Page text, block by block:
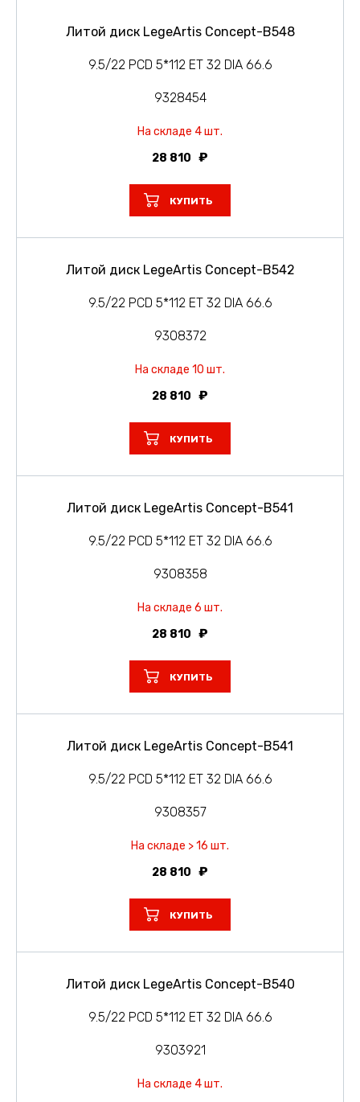
Литой диск LegeArtis Concept-B548
9.5/22 PCD 5*112 ET 32 DIA 66.6
9328454
На складе 4 шт.
28 810
КУПИТЬ
Литой диск LegeArtis Concept-B542
9.5/22 PCD 5*112 ET 32 DIA 66.6
9308372
На складе 10 шт.
28 810
КУПИТЬ
Литой диск LegeArtis Concept-B541
9.5/22 PCD 5*112 ET 32 DIA 66.6
9308358
На складе 6 шт.
28 810
КУПИТЬ
Литой диск LegeArtis Concept-B541
9.5/22 PCD 5*112 ET 32 DIA 66.6
9308357
На складе > 16 шт.
28 810
КУПИТЬ
Литой диск LegeArtis Concept-B540
9.5/22 PCD 5*112 ET 32 DIA 66.6
9303921
На складе 4 шт.